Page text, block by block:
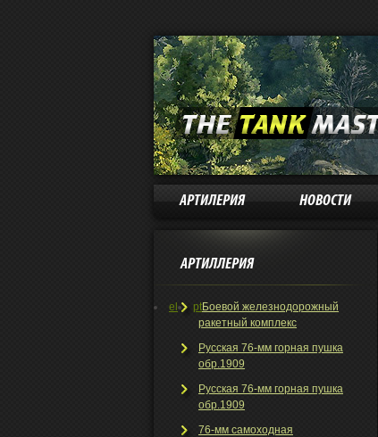
АРТИЛЕРИЯ НОВОСТИ
АРТИЛЛЕРИЯ
el ptБоевой железнодорожный
ракетный комплекс
Русская 76-мм горная пушка
обр.1909
Русская 76-мм горная пушка
обр.1909
76-мм самоходная